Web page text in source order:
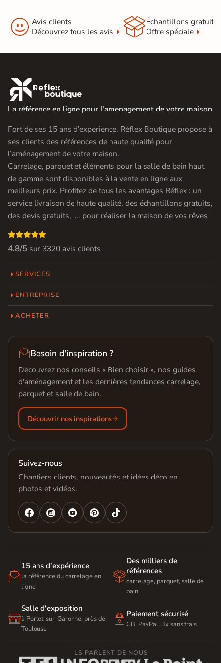
 Avis clients
Découvrez tous les avis
Échantillons gratuit
Offre spéciale

La référence en ligne pour l'amenagement de votre maison
Fort de ses 15 ans d’experience, Réflex Boutique propose à
ses clients des références de haute qualité pour
l’aménagement de votre maison.
Carrelage, parquet et éléments pour la salle de bain haut
de gamme sont disponibles à la vente en ligne aux
meilleurs prix. Profitez de tous les avantages Réflex : un
service livraison de haute qualité, des échantillons gratuits,
des devis gratuits, …. pour réaliser la maison de vos rêves

4.8/5 sur 3320 avis clients
SERVICES
ENTREPRISE
ACHETER
Besoin d'inspiration ?
Découvrez nos conseils « Bien choisir », nos guides
d'aménagement et les dernières tendances carrelage,
parquet et salle de bain.
Découvrir nos inspirations
Suivez-nous
Chantiers clients, nouveautés et idées déco en
photos et vidéos.
   

15 ans d'expérience
la référence du carrelage en
ligne

Des milliers de
références
carrelage, parquet, salle de
bain

Salle d'exposition
à Portet-sur-Garonne, près de
Toulouse
 Paiement sécurisé
CB, PayPal, 3x sans frais
ILS PARLENT DE NOUS